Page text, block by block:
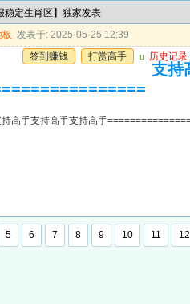
稳定生肖区】独家发表
板 发表于: 2025-05-25 12:39
签到赚钱
打赏高手 u 历史记录
支持
高手支持高手支持高手
5 6 7 8 9 10 11 12